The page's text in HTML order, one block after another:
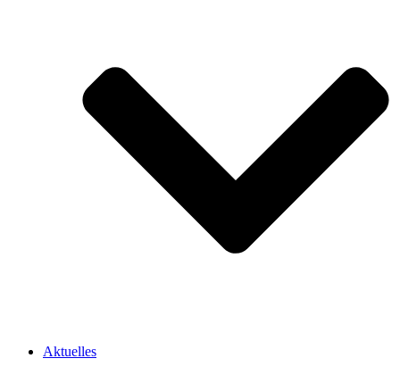
Aktuelles